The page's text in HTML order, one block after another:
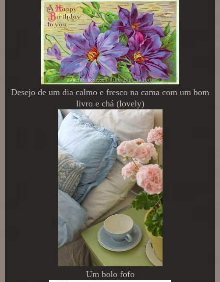
Desejo de um dia calmo e fresco na cama com um bom
livro e chá (lovely)
Um bolo fofo